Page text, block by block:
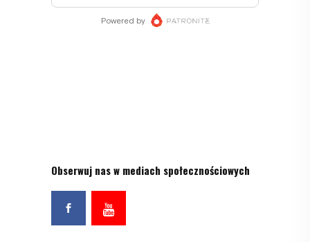
Obserwuj nas w mediach społecznościowych